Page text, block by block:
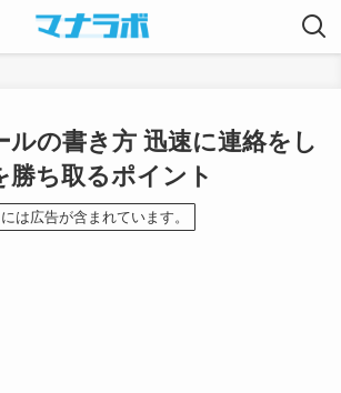
ルの書き方 迅速に連絡をし
勝ち取るポイント
は広告が含まれています。